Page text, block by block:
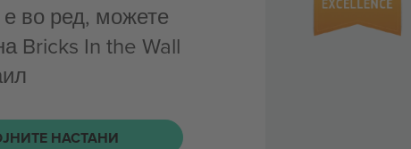
во ред, можете
Bricks In the Wall
НАСТАНИ